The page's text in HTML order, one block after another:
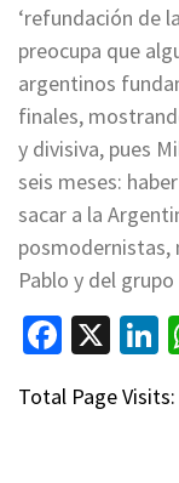
‘refundación de
preocupa que
argentinos
finales,
y divisiva, pues
seis meses:
sacar a la
posmodernistas,
Pablo y del
X
Total Page